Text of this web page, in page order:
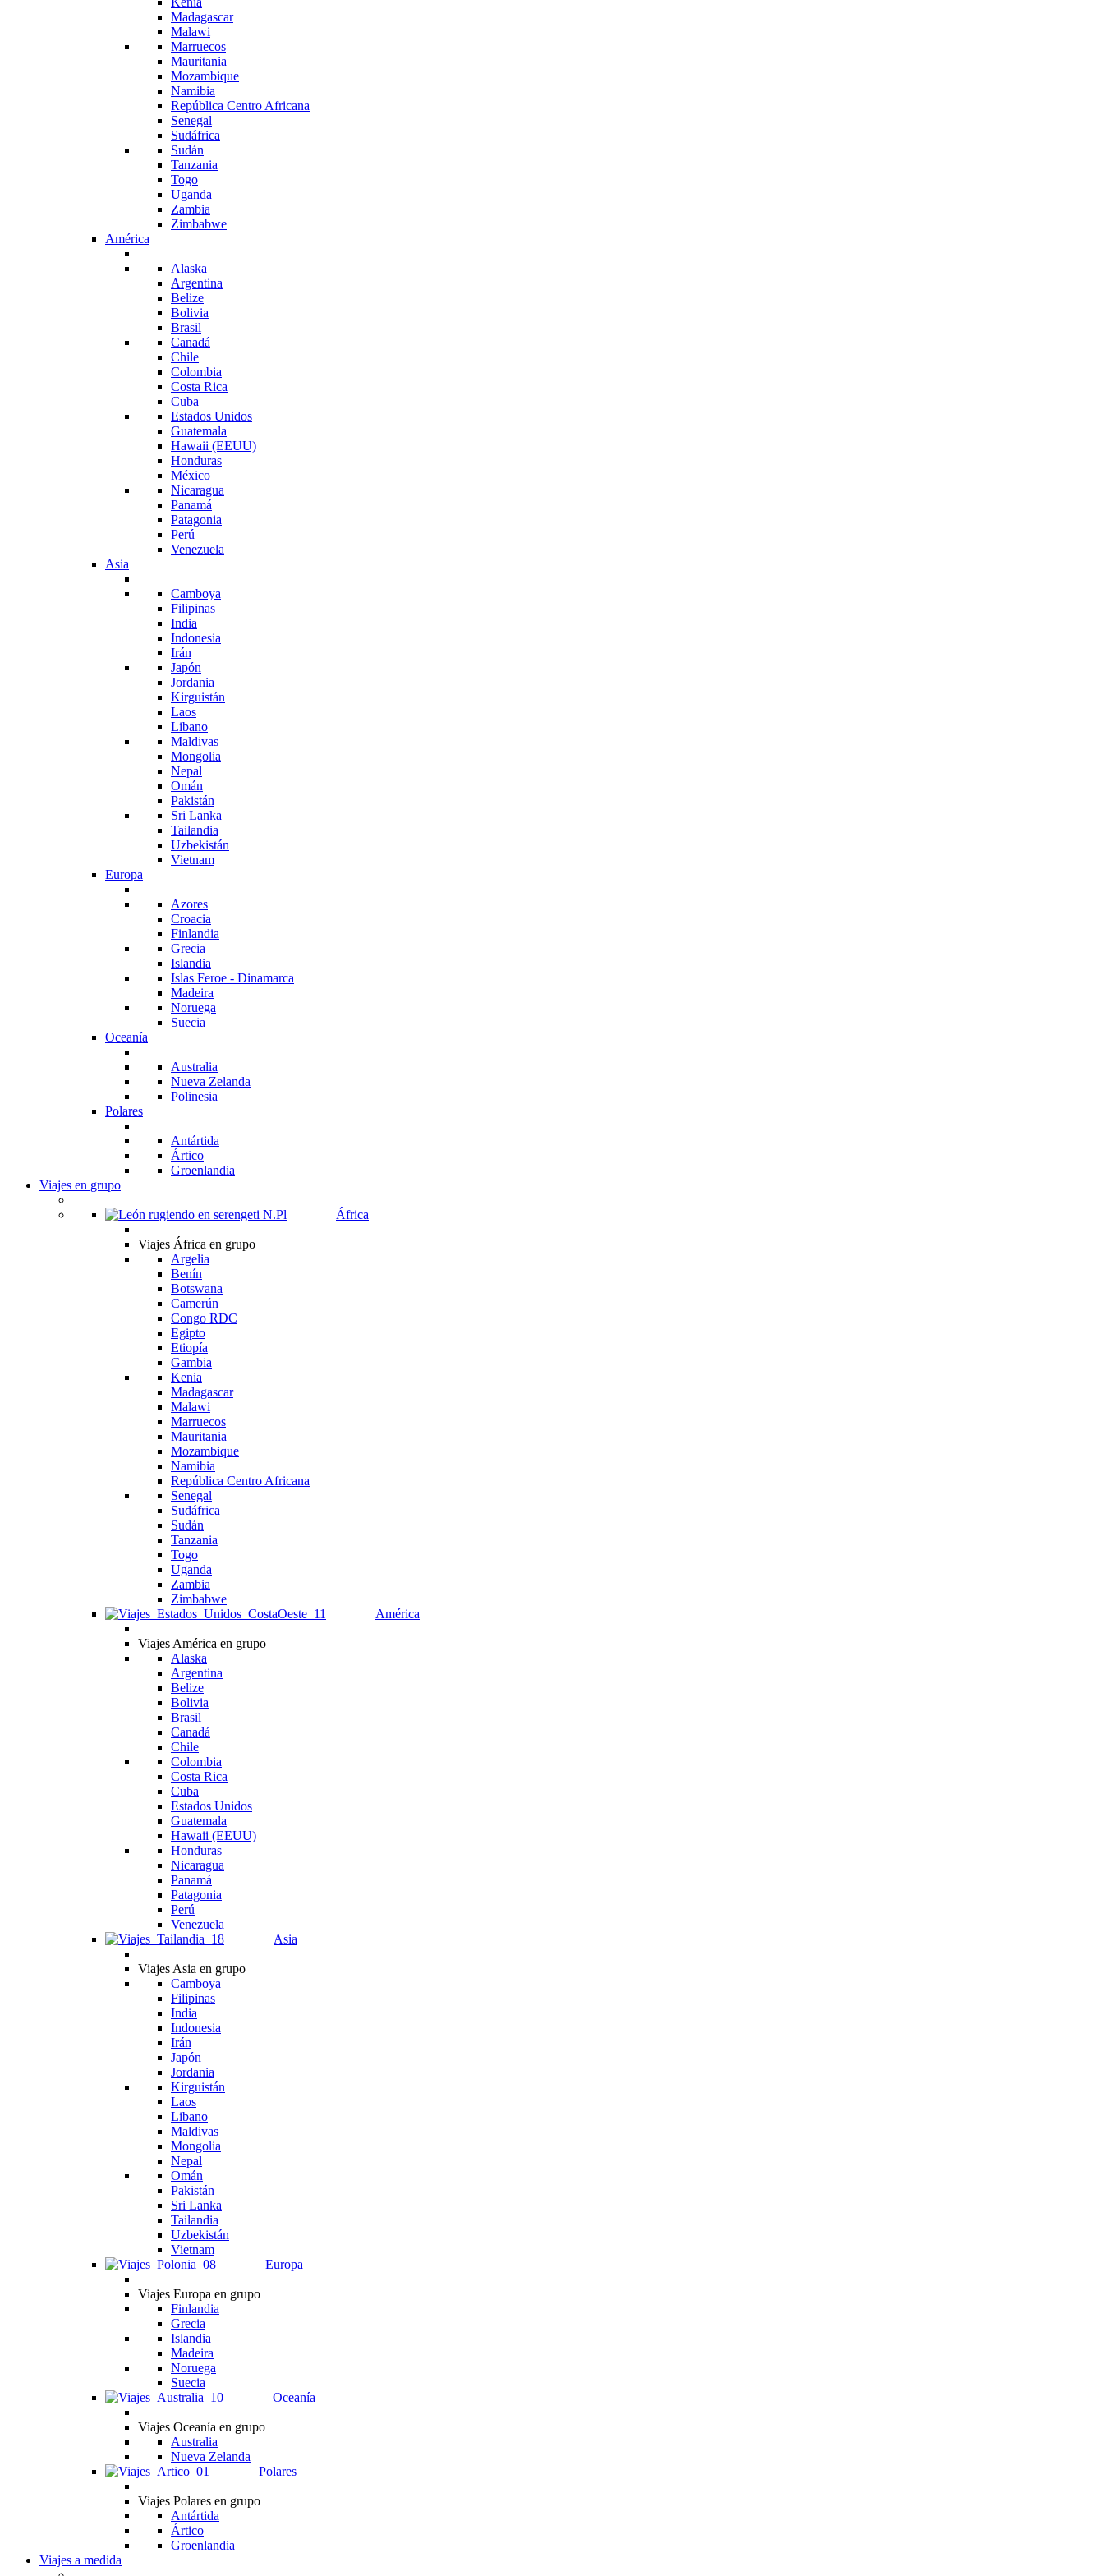
Madagascar
Malawi
Marruecos
Mauritania
Mozambique
Namibia
República Centro Africana
Senegal
Sudáfrica
Sudán
Tanzania
Togo
Uganda
Zambia
Zimbabwe
América
Alaska
Argentina
Belize
Bolivia
Brasil
Canadá
Chile
Colombia
Costa Rica
Cuba
Estados Unidos
Guatemala
Hawaii (EEUU)
Honduras
México
Nicaragua
Panamá
Patagonia
Perú
Venezuela
Asia
Camboya
Filipinas
India
Indonesia
Irán
Japón
Jordania
Kirguistán
Laos
Libano
Maldivas
Mongolia
Nepal
Omán
Pakistán
Sri Lanka
Tailandia
Uzbekistán
Vietnam
Europa
Azores
Croacia
Finlandia
Grecia
Islandia
Islas Feroe - Dinamarca
Madeira
Noruega
Suecia
Oceanía
Australia
Nueva Zelanda
Polinesia
Polares
Antártida
Ártico
Groenlandia
Viajes en grupo
África
Viajes África en grupo
Argelia
Benín
Botswana
Camerún
Congo RDC
Egipto
Etiopía
Gambia
Kenia
Madagascar
Malawi
Marruecos
Mauritania
Mozambique
Namibia
República Centro Africana
Senegal
Sudáfrica
Sudán
Tanzania
Togo
Uganda
Zambia
Zimbabwe
América
Viajes América en grupo
Alaska
Argentina
Belize
Bolivia
Brasil
Canadá
Chile
Colombia
Costa Rica
Cuba
Estados Unidos
Guatemala
Hawaii (EEUU)
Honduras
Nicaragua
Panamá
Patagonia
Perú
Venezuela
Asia
Viajes Asia en grupo
Camboya
Filipinas
India
Indonesia
Irán
Japón
Jordania
Kirguistán
Laos
Libano
Maldivas
Mongolia
Nepal
Omán
Pakistán
Sri Lanka
Tailandia
Uzbekistán
Vietnam
Europa
Viajes Europa en grupo
Finlandia
Grecia
Islandia
Madeira
Noruega
Suecia
Oceanía
Viajes Oceanía en grupo
Australia
Nueva Zelanda
Polares
Viajes Polares en grupo
Antártida
Ártico
Groenlandia
Viajes a medida